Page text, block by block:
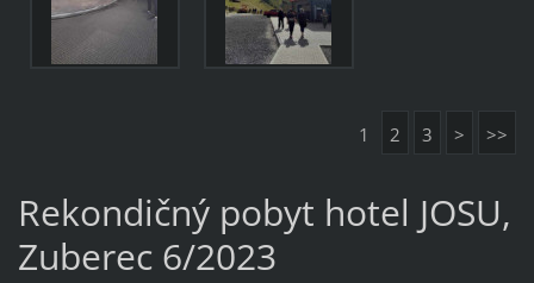
1 2 3 > >>
Rekondičný pobyt hotel JOSU,
Zuberec 6/2023